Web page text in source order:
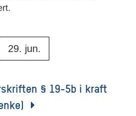
29. jun.
§ 19-5b i kraft